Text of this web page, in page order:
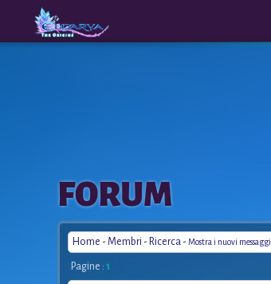
The
Origins
FORUM
Home - Membri - Ricerca - Mostra i nuovi messaggi
Pagine : 1